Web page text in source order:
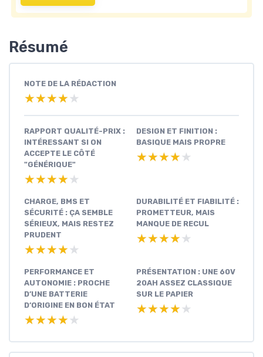
Résumé
NOTE DE LA RÉDACTION
★★★★★
★★★★★
RAPPORT QUALITÉ-PRIX :
INTÉRESSANT SI ON
ACCEPTE LE CÔTÉ
"GÉNÉRIQUE"
★★★★★
★★★★★
DESIGN ET FINITION :
BASIQUE MAIS PROPRE
★★★★★
★★★★★
CHARGE, BMS ET
SÉCURITÉ : ÇA SEMBLE
SÉRIEUX, MAIS RESTEZ
PRUDENT
★★★★★
★★★★★
DURABILITÉ ET FIABILITÉ :
PROMETTEUR, MAIS
MANQUE DE RECUL
★★★★★
★★★★★
PERFORMANCE ET
AUTONOMIE : PROCHE
D’UNE BATTERIE
D’ORIGINE EN BON ÉTAT
★★★★★
★★★★★
PRÉSENTATION : UNE 60V
20AH ASSEZ CLASSIQUE
SUR LE PAPIER
★★★★★
★★★★★